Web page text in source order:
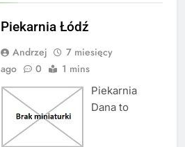
Piekarnia Łódź
Andrzej
7 miesięcy
ago
0 1 mins
Piekarnia
Dana to